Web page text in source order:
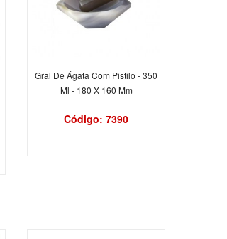
Gral De Ágata Com Pistilo - 350
Ml - 180 X 160 Mm
Código: 7390